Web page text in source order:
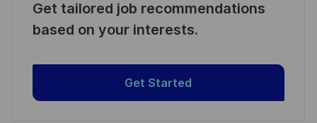
Get tailored job recommendations
based on your interests.
Get Started